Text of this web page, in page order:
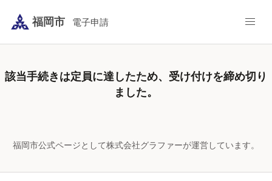
福岡市 電子申請
該当手続きは定員に達したため、受け付けを締め切り
ました。
福岡市公式ページとして株式会社グラファーが運営しています。